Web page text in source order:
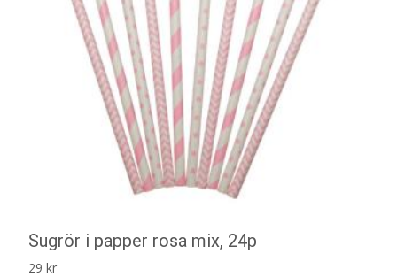
Sugrör i papper rosa mix, 24p
29 kr